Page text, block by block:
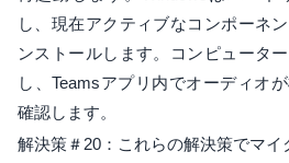
し、現在アクティブなコンポーネ
ンストールします。コンピュータ
し、Teamsアプリ内でオーディオ
確認します。
解決策＃20：これらの解決策でマイ